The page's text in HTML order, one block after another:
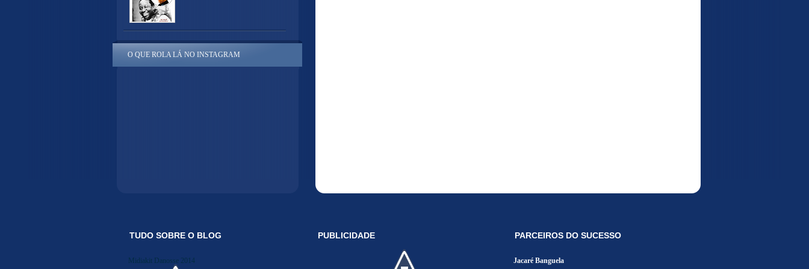
O QUE ROLA LÁ NO INSTAGRAM
TUDO SOBRE O BLOG
Midiakit Danosse 2014
PUBLICIDADE PARCEIROS DO SUCESSO
Jacaré Banguela